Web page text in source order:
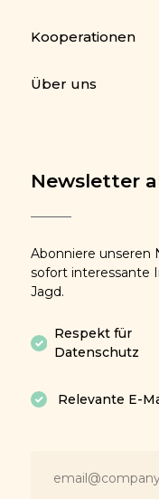
Kooperationen
Über uns
Newsletter
Abonniere unseren
sofort interessante
Jagd.
Respekt für
Datenschutz
Relevante E-